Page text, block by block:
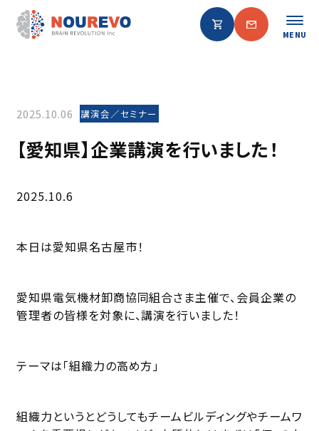
MENU
2025.10.06 講演会／セミナー
【愛知県】企業講演を行いました！
2025.10.6
本日は愛知県名古屋市！
愛知県電気機材卸商協同組合さま主催で、会員企業の
管理者の皆様を対象に、講演を行いました！
テーマは「組織力の高め方」
組織力というとどうしてもチームビルディングやチームワ